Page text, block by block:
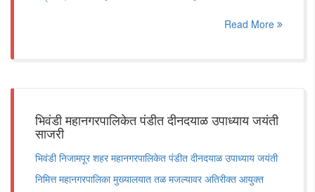
Read More
भिवंडी महानगरपालिकेत पंडीत दीनदयाळ उपाध्याय जयंती
साजरी
भिवंडी निजामपूर शहर महानगरपालिकेत पंडीत दीनदयाळ उपाध्याय जयंती
निमित्त महानगरपालिका मुख्यालयात तळ मजल्यावर अतिरीक्त आयुक्त